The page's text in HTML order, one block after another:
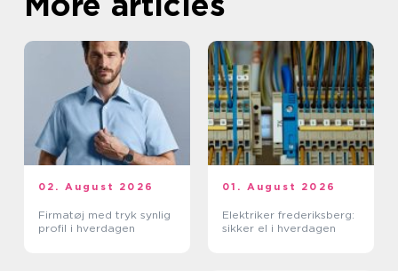
02. August 2026
Firmatøj med tryk synlig
profil i hverdagen
01. August 2026
Elektriker frederiksberg:
sikker el i hverdagen